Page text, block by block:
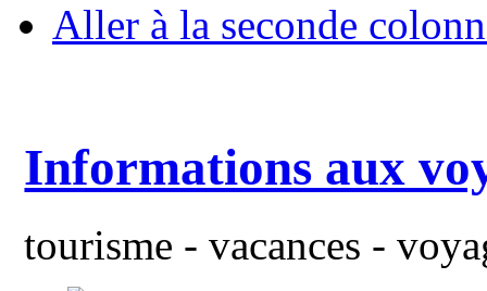
Aller à la seconde
Informations aux
tourisme - vacances -